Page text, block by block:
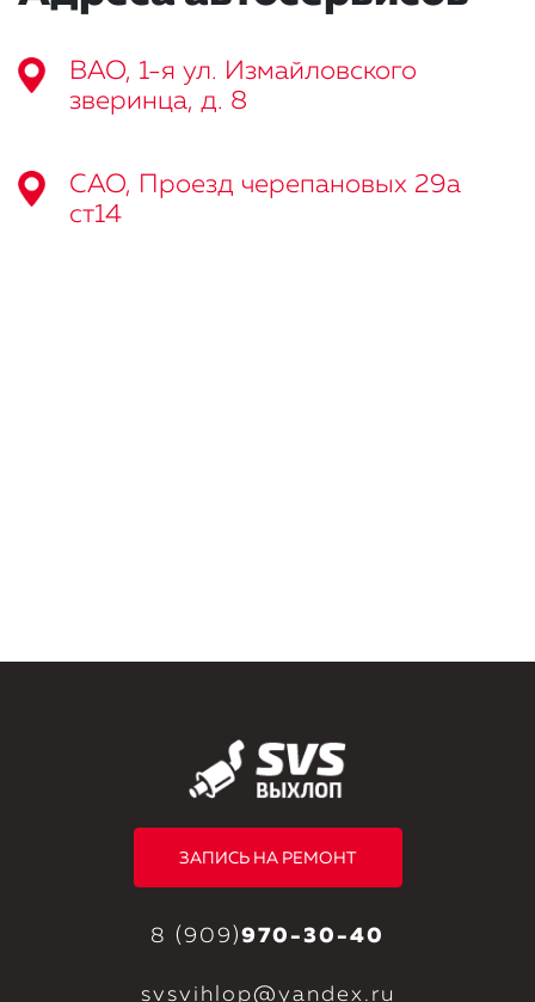
ВАО, 1-я ул. Измайловского
зверинца, д. 8
САО, Проезд черепановых 29а
ст14
ЗАПИСЬ НА РЕМОНТ
8 (909)970-30-40
svsvihlop@yandex.ru